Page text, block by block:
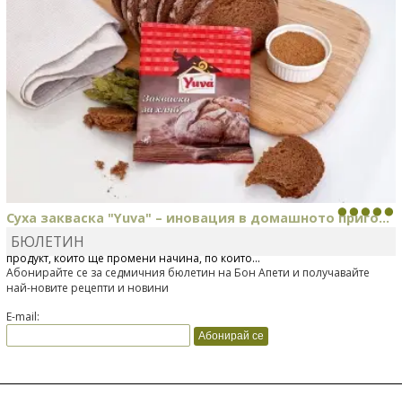
Суха закваска "Yuva" – иновация в домашното приго...
Отскоро Лесафр България стартира предлагането на изцяло нов
продукт, който ще промени начина, по който...
БЮЛЕТИН
Абонирайте се за седмичния бюлетин на Бон Апети и получавайте
най-новите рецепти и новини
E-mail: